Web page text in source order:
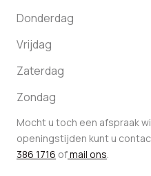
Donderdag
Vrijdag
Zaterdag
Zondag
Mocht u toch een afspraak
openingstijden kunt u
386 1716 ofmail ons.